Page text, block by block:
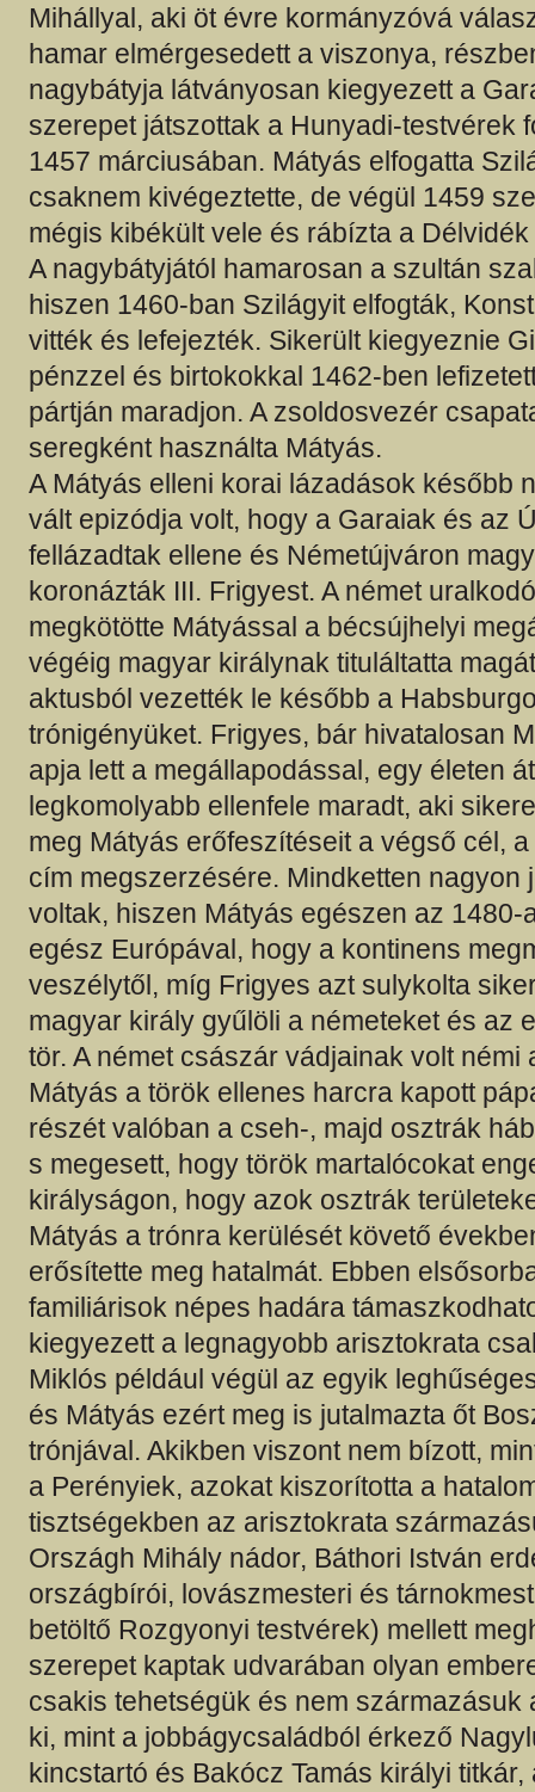
Mihállyal, aki öt évre kormányzóvá
hamar elmérgesedett a viszonya,
nagybátyja látványosan kiegyezett a
szerepet játszottak a Hunyadi-testvérek
1457 márciusában. Mátyás elfogatta
csaknem kivégeztette, de végül 1459
mégis kibékült vele és rábízta a
A nagybátyjától hamarosan a szultán
hiszen 1460-ban Szilágyit elfogták,
vitték és lefejezték. Sikerült kiegyeznie
pénzzel és birtokokkal 1462-ben
pártján maradjon. A zsoldosvezér
seregként használta Mátyás.
A Mátyás elleni korai lázadások később
vált epizódja volt, hogy a Garaiak és az
fellázadtak ellene és Németújváron
koronázták III. Frigyest. A német
megkötötte Mátyással a bécsújhelyi
végéig magyar királynak tituláltatta
aktusból vezették le később a
trónigényüket. Frigyes, bár hivatalosan
apja lett a megállapodással, egy életen
legkomolyabb ellenfele maradt, aki
meg Mátyás erőfeszítéseit a végső cél,
cím megszerzésére. Mindketten nagyon
voltak, hiszen Mátyás egészen az 1480-
egész Európával, hogy a kontinens
veszélytől, míg Frigyes azt sulykolta
magyar király gyűlöli a németeket és az
tör. A német császár vádjainak volt némi
Mátyás a török ellenes harcra kapott
részét valóban a cseh-, majd osztrák
s megesett, hogy török martalócokat
királyságon, hogy azok osztrák
Mátyás a trónra kerülését követő
erősítette meg hatalmát. Ebben
familiárisok népes hadára
kiegyezett a legnagyobb arisztokrata
Miklós például végül az egyik
és Mátyás ezért meg is jutalmazta őt
trónjával. Akikben viszont nem bízott,
a Perényiek, azokat kiszorította a
tisztségekben az arisztokrata
Országh Mihály nádor, Báthori István
országbírói, lovászmesteri és
betöltő Rozgyonyi testvérek) mellett
szerepet kaptak udvarában olyan
csakis tehetségük és nem származásuk
ki, mint a jobbágycsaládból érkező
kincstartó és Bakócz Tamás királyi titkár,